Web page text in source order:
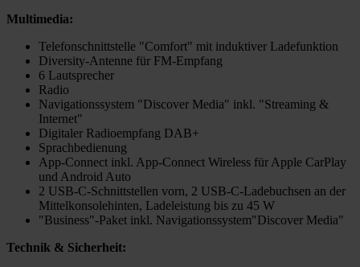
Multimedia:
Telefonschnittstelle "Comfort" mit induktiver Ladefunktion
Diversity-Antenne für FM-Empfang
6 Lautsprecher
Radio
Navigationssystem "Discover Media" inkl. "Streaming &
Internet"
Digitaler Radioempfang DAB+
Sprachbedienung
App-Connect inkl. App-Connect Wireless für Apple CarPlay
und Android Auto
2 USB-C-Schnittstellen vorn, 2 USB-C-Ladebuchsen an der
Mittelkonsolehinten, Ladeleistung bis zu 45 W
"Business"-Paket inkl. Navigationssystem"Discover Media"
Technik & Sicherheit: